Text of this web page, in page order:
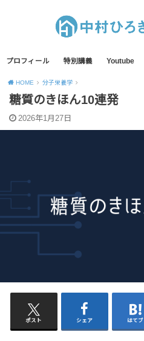
プロフィール 特別講義 Youtube
HOME 分子栄養学
糖質のきほん10連発
2026年1月27日
ポスト シェア はてブ